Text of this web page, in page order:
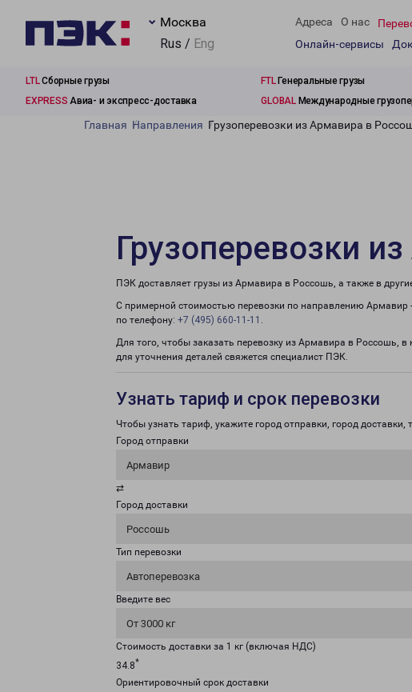
Москва
Rus / Eng
Адреса О нас
Онлайн-сервисы
LTLСборные грузы FTLГенеральные грузы
EXPRESS Авиа- и экспресс-доставка GLOBALМеждународные
Главная Направления Грузоперевозки из Армавира в
Грузоперевозки
ПЭК доставляет грузы из Армавира в Россошь, а также в
С примерной стоимостью перевозки по направлению Армавир
по телефону: +7 (495) 660-11-11 .
Для того, чтобы заказать перевозку из Армавира в Россошь,
для уточнения деталей свяжется специалист ПЭК.
Узнать тариф и срок перевозки
Чтобы узнать тариф, укажите город отправки, город доставки,
Город отправки
Армавир
⇄
Город доставки
Россошь
Тип перевозки
Автоперевозка
Введите вес
От 3000 кг
Стоимость доставки за 1 кг (включая НДС)
34.8*
Ориентировочный срок доставки